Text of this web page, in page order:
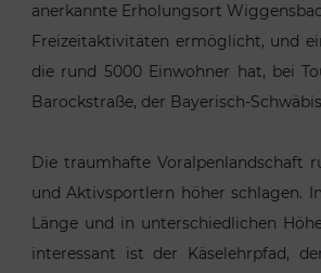
anerkannte Erholungsort
Freizeitaktivitäten ermöglicht, und
die rund 5000 Einwohner hat, bei
Barockstraße, der Bayerisch-
Die traumhafte Voralpenlandschaft
und Aktivsportlern höher schlagen.
Länge und in unterschiedlichen
interessant ist der Käselehrpfad,